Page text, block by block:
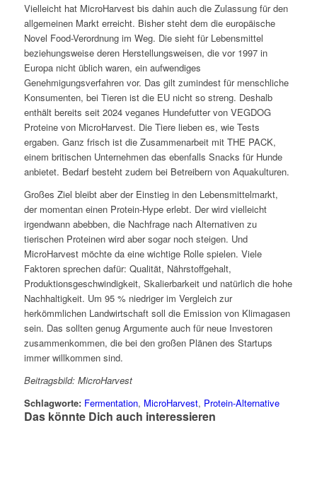
Vielleicht hat MicroHarvest bis dahin auch die Zulassung für den
allgemeinen Markt erreicht. Bisher steht dem die europäische
Novel Food-Verordnung im Weg. Die sieht für Lebensmittel
beziehungsweise deren Herstellungsweisen, die vor 1997 in
Europa nicht üblich waren, ein aufwendiges
Genehmigungsverfahren vor. Das gilt zumindest für menschliche
Konsumenten, bei Tieren ist die EU nicht so streng. Deshalb
enthält bereits seit 2024 veganes Hundefutter von VEGDOG
Proteine von MicroHarvest. Die Tiere lieben es, wie Tests
ergaben. Ganz frisch ist die Zusammenarbeit mit THE PACK,
einem britischen Unternehmen das ebenfalls Snacks für Hunde
anbietet. Bedarf besteht zudem bei Betreibern von Aquakulturen.
Großes Ziel bleibt aber der Einstieg in den Lebensmittelmarkt,
der momentan einen Protein-Hype erlebt. Der wird vielleicht
irgendwann abebben, die Nachfrage nach Alternativen zu
tierischen Proteinen wird aber sogar noch steigen. Und
MicroHarvest möchte da eine wichtige Rolle spielen. Viele
Faktoren sprechen dafür: Qualität, Nährstoffgehalt,
Produktionsgeschwindigkeit, Skalierbarkeit und natürlich die hohe
Nachhaltigkeit. Um 95 % niedriger im Vergleich zur
herkömmlichen Landwirtschaft soll die Emission von Klimagasen
sein. Das sollten genug Argumente auch für neue Investoren
zusammenkommen, die bei den großen Plänen des Startups
immer willkommen sind.
Beitragsbild: MicroHarvest
Schlagworte: Fermentation, MicroHarvest, Protein-Alternative
Das könnte Dich auch interessieren